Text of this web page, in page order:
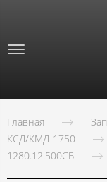
Главная
КСД/КМД-1750
1280.12.500СБ